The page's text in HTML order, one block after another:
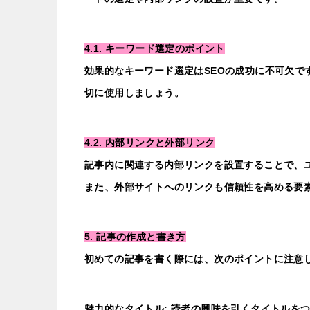
4.1. キーワード選定のポイント
効果的なキーワード選定はSEOの成功に不可欠
切に使用しましょう。
4.2. 内部リンクと外部リンク
記事内に関連する内部リンクを設置することで
また、外部サイトへのリンクも信頼性を高める要
5. 記事の作成と書き方
初めての記事を書く際には、次のポイントに注意